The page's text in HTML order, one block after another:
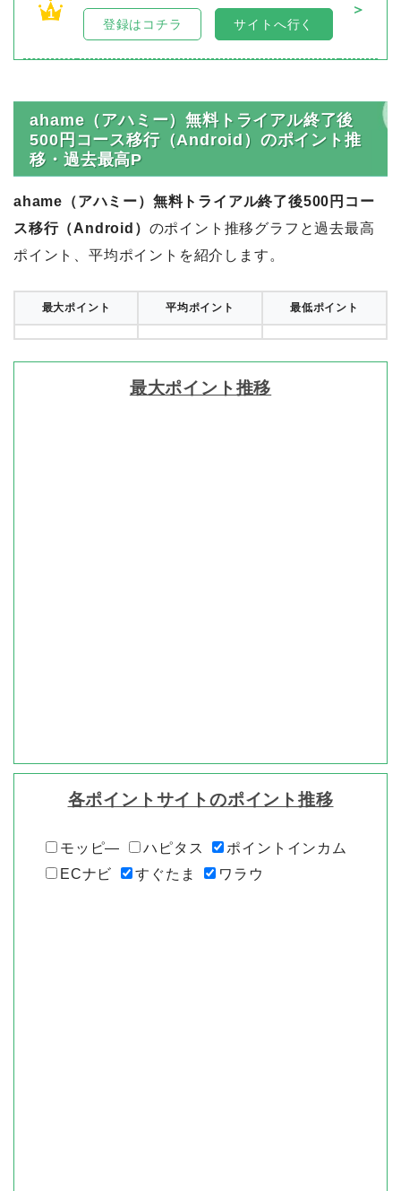
1
＞
登録はコチラ サイトへ行く
ahame（アハミー）無料トライアル終了後
500円コース移行（Android）のポイント推
移・過去最高P
ahame（アハミー）無料トライアル終了後500円コー
ス移行（Android） のポイント推移グラフと過去最高
ポイント、平均ポイントを紹介します。
最大ポイント 平均ポイント 最低ポイント
最大ポイント推移
各ポイントサイトのポイント推移
モッピ― ハピタス
ポイントインカム
ECナビ
すぐたま ワラウ